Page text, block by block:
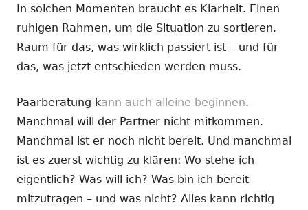
In solchen Momenten braucht es Klarheit. Einen
ruhigen Rahmen, um die Situation zu sortieren.
Raum für das, was wirklich passiert ist – und für
das, was jetzt entschieden werden muss.
Paarberatung kann auch alleine beginnen.
Manchmal will der Partner nicht mitkommen.
Manchmal ist er noch nicht bereit. Und manchmal
ist es zuerst wichtig zu klären: Wo stehe ich
eigentlich? Was will ich? Was bin ich bereit
mitzutragen – und was nicht? Alles kann richtig